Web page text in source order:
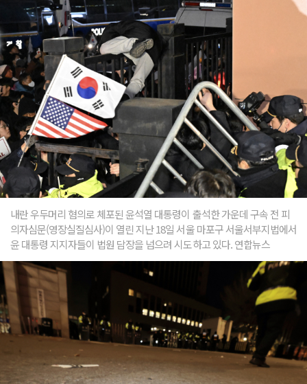
내란 우두머리 혐의로 체포된 윤석열 대통령이 출석한 가운데 구속 전 피
의자심문(영장실질심사)이 열린 지난 18일 서울 마포구 서울서부지법에서
윤 대통령 지지자들이 법원 담장을 넘으려 시도하고 있다. 연합뉴스